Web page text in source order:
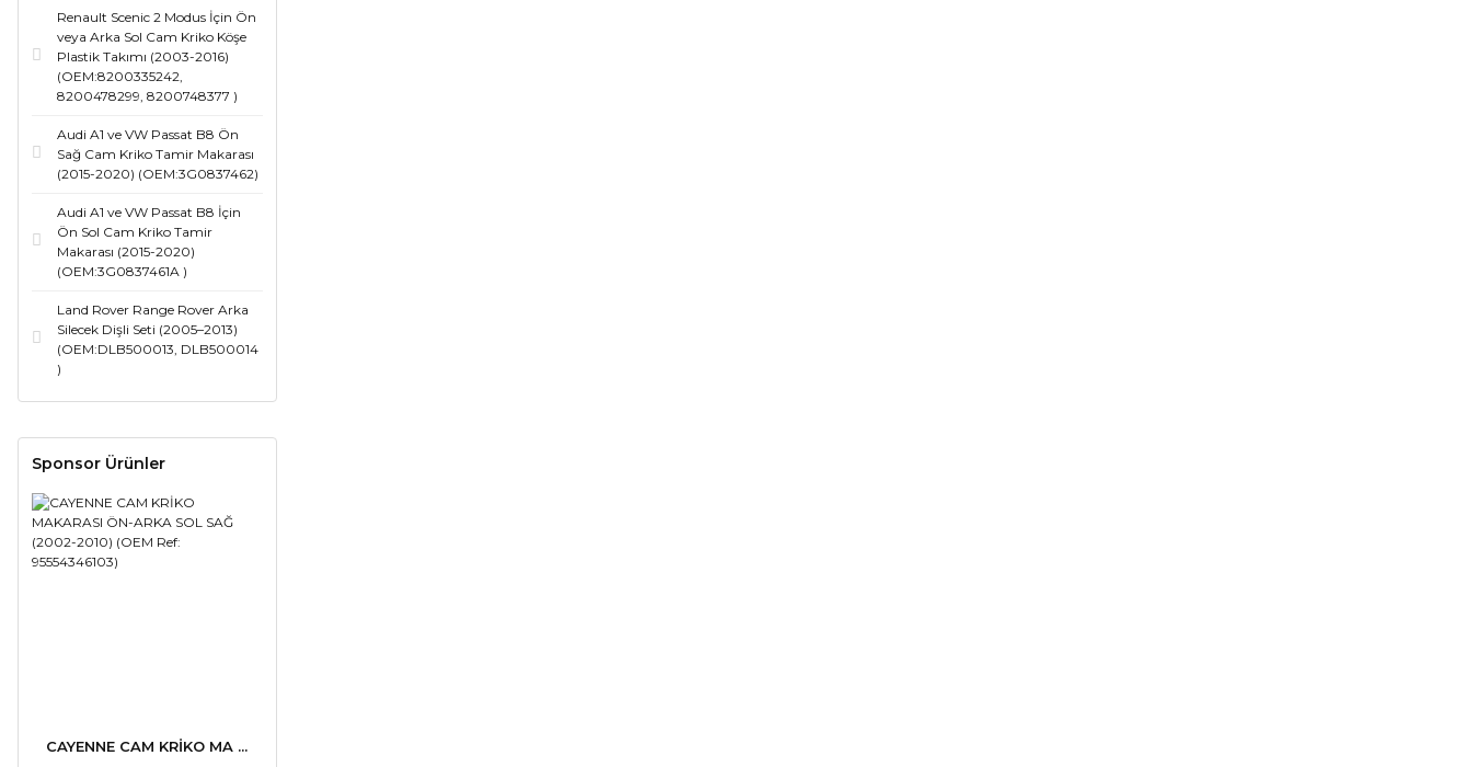
Renault Scenic 2 Modus İçin Ön
veya Arka Sol Cam Kriko Köşe
Plastik Takımı (2003-2016)
(OEM:8200335242,
8200478299, 8200748377 )
Audi A1 ve VW Passat B8 Ön
Sağ Cam Kriko Tamir Makarası
(2015-2020) (OEM:3G0837462)
Audi A1 ve VW Passat B8 İçin
Ön Sol Cam Kriko Tamir
Makarası (2015-2020)
(OEM:3G0837461A )
Land Rover Range Rover Arka
Silecek Dişli Seti (2005–2013)
(OEM:DLB500013, DLB500014
)
Sponsor Ürünler
CAYENNE CAM KRİKO MA ...